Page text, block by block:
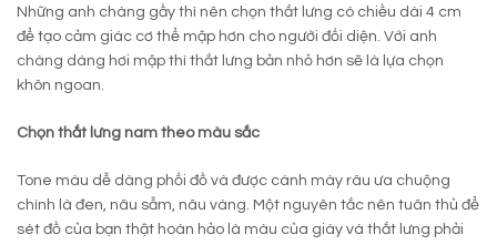
Những anh chàng gầy thì nên chọn thắt lưng có chiều dài 4 cm
để tạo cảm giác cơ thể mập hơn cho người đối diện. Với anh
chàng dáng hơi mập thì thắt lưng bản nhỏ hơn sẽ là lựa chọn
khôn ngoan.
Chọn thắt lưng nam theo màu sắc
Tone màu dễ dàng phối đồ và được cánh mày râu ưa chuộng
chính là đen, nâu sẫm, nâu vàng. Một nguyên tắc nên tuân thủ để
sét đồ của bạn thật hoàn hảo là màu của giày và thắt lưng phải